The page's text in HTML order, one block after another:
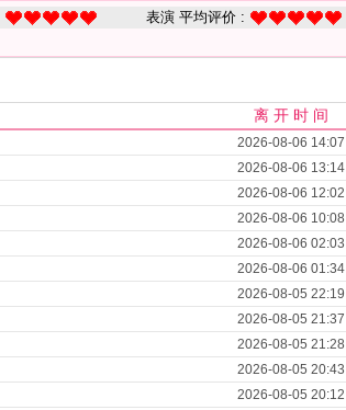
表演 平均评价 :
离 开 时 间
2026-08-06 14:07
2026-08-06 13:14
2026-08-06 12:02
2026-08-06 10:08
2026-08-06 02:03
2026-08-06 01:34
2026-08-05 22:19
2026-08-05 21:37
2026-08-05 21:28
2026-08-05 20:43
2026-08-05 20:12